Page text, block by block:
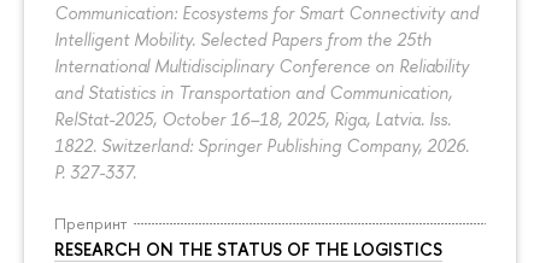
Communication: Ecosystems for Smart Connectivity and
Intelligent Mobility. Selected Papers from the 25th
International Multidisciplinary Conference on Reliability
and Statistics in Transportation and Communication,
RelStat-2025, October 16–18, 2025, Riga, Latvia. Iss.
1822. Switzerland: Springer Publishing Company, 2026.
P. 327-337.
Препринт
RESEARCH ON THE STATUS OF THE LOGISTICS